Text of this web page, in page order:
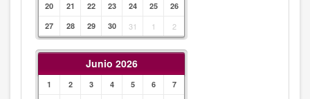
20
21 22 23 24 25
26
27
28 29 30 31 1 2
Junio 2026
1 2 3 4 5 6
7